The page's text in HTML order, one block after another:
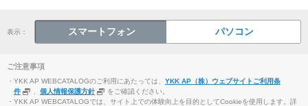
表示： スマートフォン パソコン
ご注意事項
・YKK AP WEBCATALOGのご利用にあたっては、 YKK AP（株）ウェブサイトご利用条
件
個人情報保護方針
をご確認ください。
・YKK AP WEBCATALOGでは、サイト上での体験向上を目的としてCookieを使用します。詳